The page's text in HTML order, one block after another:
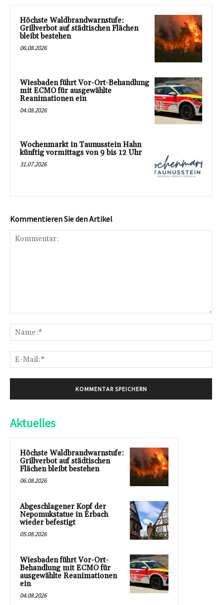
Höchste Waldbrandwarnstufe:
Grillverbot auf städtischen Flächen
bleibt bestehen
06.08.2026
Wiesbaden führt Vor-Ort-Behandlung
mit ECMO für ausgewählte
Reanimationen ein
04.08.2026
Wochenmarkt in Taunusstein Hahn
künftig vormittags von 9 bis 12 Uhr
31.07.2026
Kommentieren Sie den Artikel
Aktuelles
Höchste Waldbrandwarnstufe:
Grillverbot auf städtischen
Flächen bleibt bestehen
06.08.2026
Abgeschlagener Kopf der
Nepomukstatue in Erbach
wieder befestigt
05.08.2026
Wiesbaden führt Vor-Ort-
Behandlung mit ECMO für
ausgewählte Reanimationen
ein
04.08.2026